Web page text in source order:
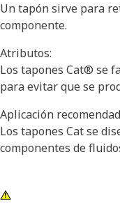
Un tapón sirve para
componente.
Atributos:
Los tapones Cat® se
para evitar que se
Aplicación
Los tapones Cat se
componentes de